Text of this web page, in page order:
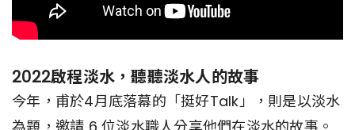
2022啟程淡水，聽聽淡水人的故事
今年，甫於4月底落幕的「挺好Talk」，則是以淡水